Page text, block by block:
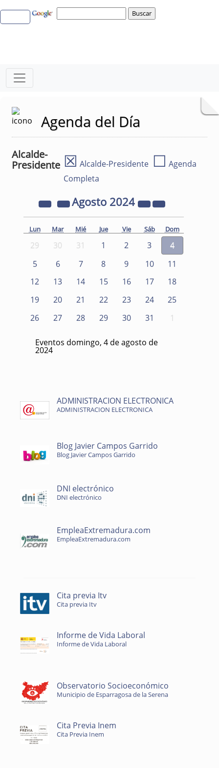
Agenda del Día
Alcalde-
Presidente ☒ Alcalde-Presidente ☐ Agenda
Completa
Agosto 2024
Lun Mar Mié Jue Vie Sáb Dom
29 30 31 1 2 3
4
5
6 7 8 9 10
11
12
13 14 15 16 17
18
19
20 21 22 23 24
25
26
27 28 29 30 31 1
Eventos domingo, 4 de agosto de
2024
ADMINISTRACION ELECTRONICA
ADMINISTRACION ELECTRONICA
Blog Javier Campos Garrido
Blog Javier Campos Garrido
DNI electrónico
DNI electrónico
EmpleaExtremadura.com
EmpleaExtremadura.com
Cita previa Itv
Cita previa Itv
Informe de Vida Laboral
Informe de Vida Laboral
Observatorio Socioeconómico
Municipio de Esparragosa de la Serena
Cita Previa Inem
Cita Previa Inem